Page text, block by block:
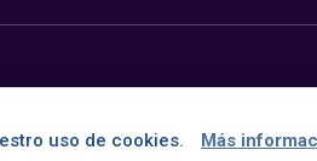
uso de cookies. Más